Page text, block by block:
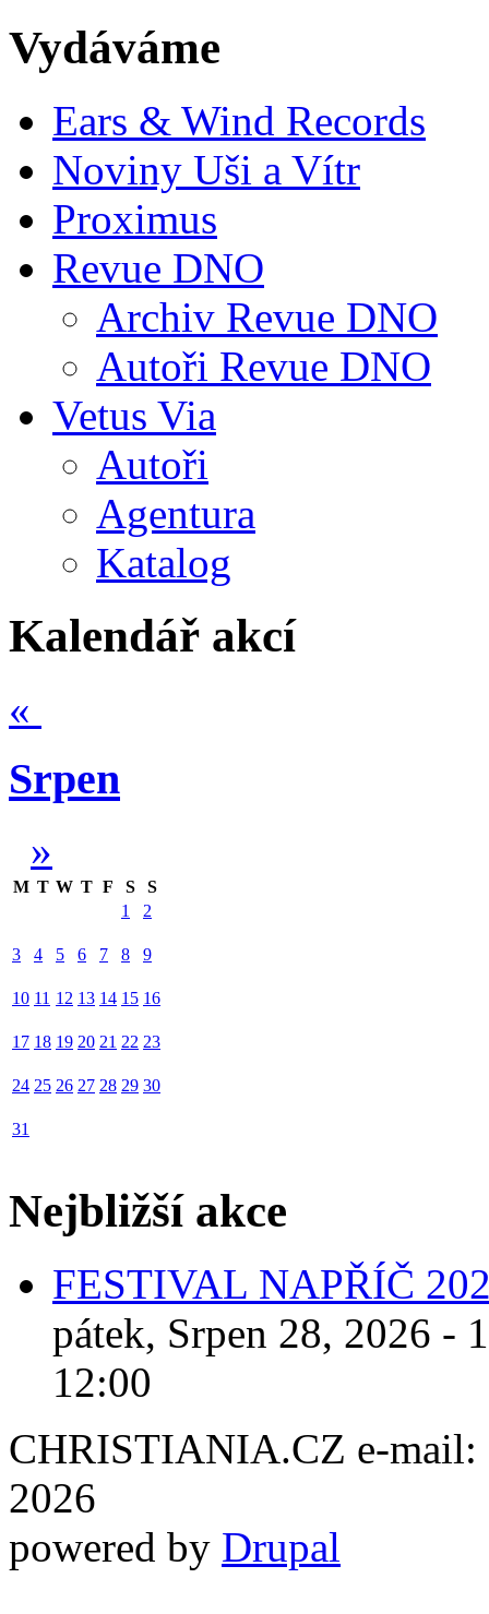
Vydáváme
Ears & Wind Records
Noviny Uši a Vítr
Proximus
Revue DNO
Archiv Revue DNO
Autoři Revue DNO
Vetus Via
Autoři
Agentura
Katalog
Kalendář akcí
«
Srpen
»
M T W T F S
S
1
2
3 4 5 6 7 8 9
10 11 12 13 14 15 16
17 18 19 20 21 22 23
24 25 26 27 28 29 30
31
Nejbližší akce
FESTIVAL NAPŘÍČ
pátek, Srpen 28, 2026 -
12:00
CHRISTIANIA.CZ e-mail:
2026
powered by Drupal